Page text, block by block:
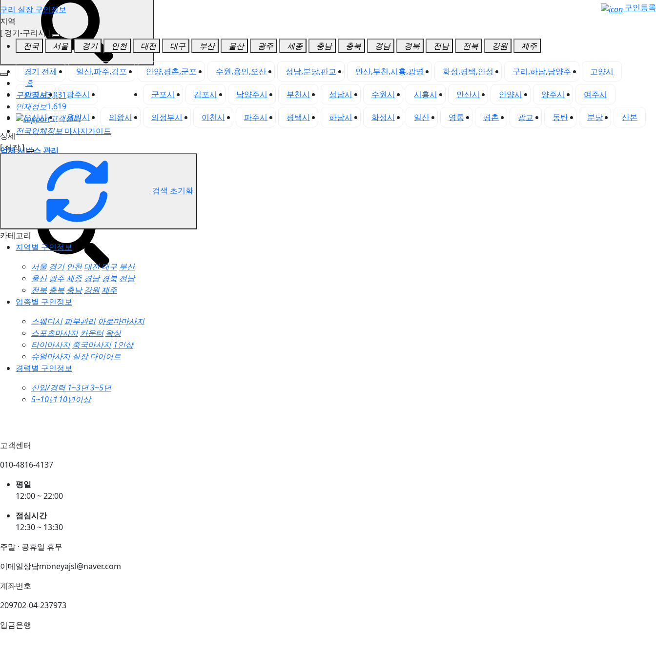
홈
구인정보3,831
인재정보1,619
고객센터
전국업체정보 마사지가이드
업체 서비스 관리
구리 실장 구인정보
구리 실장 구인정보
구인등록
지역
[ 경기-구리시 ]
전국
서울 경기 인천 대전 대구 부산 울산 광주 세종 충남 충북 경남 경북 전남 전북 강원 제주
경기 전체 일산,파주,김포 안양,평촌,군포 수원,용인,오산 성남,분당,판교 안산,부천,시흥,광명 화성,평택,안성 구리,하남,남양주 고양시
광명시 광주시 군포시 김포시 남양주시 부천시 성남시 수원시 시흥시 안산시 안양시 양주시 여주시
오산시 용인시 의왕시 의정부시 이천시 파주시 평택시 하남시 화성시 일산 영통 평촌 광교 동탄 분당
산본
상세
[ 실장 ]
검색 초기화
카테고리
지역별 구인정보
서울 경기 인천 대전대구 부산
울산 광주세종 경남 경북 전남
전북 충북 충남 강원제주
업종별 구인정보
스웨디시 피부관리 아로마마사지
스포츠마사지 카운터 왁싱
타이마사지 중국마사지 1인샵
슈얼마사지 실장 다이어트
경력별 구인정보
신입/경력 1~3년3~5년
5~10년 10년이상
고객센터
010-4816-4137
평일
12:00 ~ 22:00
점심시간
12:30 ~ 13:30
주말 · 공휴일 휴무
이메일상담moneyajsl@naver.com
계좌번호
209702-04-237973
입금은행